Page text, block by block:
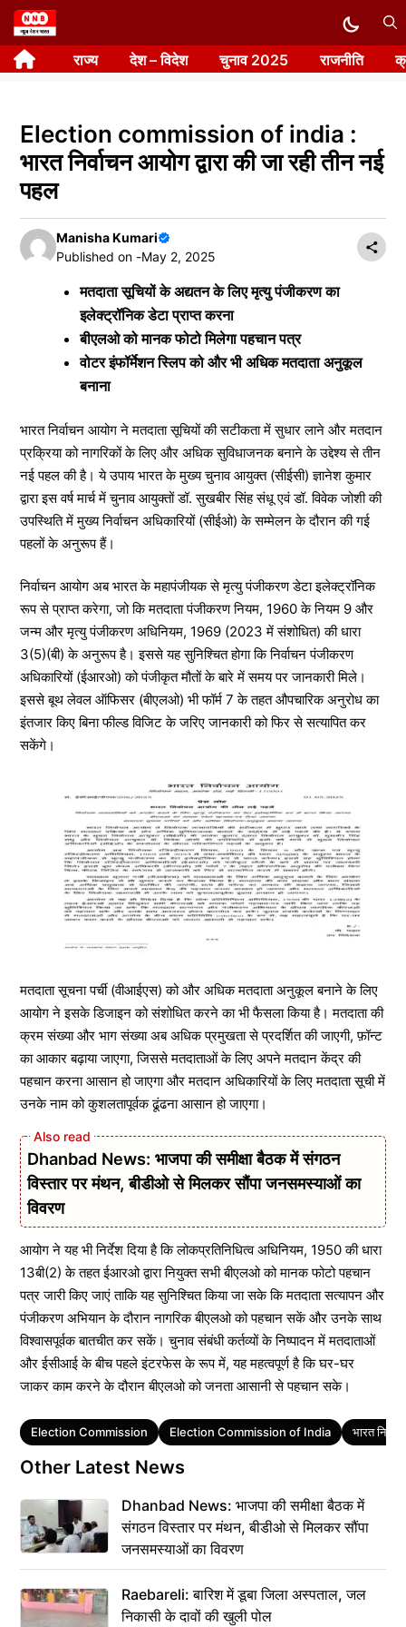
Skip
to
content राज्य देश – विदेश चुनाव 2025 राजनीति
Election commission of india :
भारत निर्वाचन आयोग द्वारा की जा रही तीन नई
पहल
Manisha Kumari
Published on -May 2, 2025
मतदाता सूचियों के अद्यतन के लिए मृत्यु पंजीकरण का
इलेक्ट्रॉनिक डेटा प्राप्त करना
बीएलओ को मानक फोटो मिलेगा पहचान पत्र
वोटर इंफॉर्मेशन स्लिप को और भी अधिक मतदाता अनुकूल
बनाना
भारत निर्वाचन आयोग ने मतदाता सूचियों की सटीकता में सुधार लाने और मतदान
प्रक्रिया को नागरिकों के लिए और अधिक सुविधाजनक बनाने के उद्देश्य से तीन
नई पहल की है। ये उपाय भारत के मुख्य चुनाव आयुक्त (सीईसी) ज्ञानेश कुमार
द्वारा इस वर्ष मार्च में चुनाव आयुक्तों डॉ. सुखबीर सिंह संधू एवं डॉ. विवेक जोशी की
उपस्थिति में मुख्य निर्वाचन अधिकारियों (सीईओ) के सम्मेलन के दौरान की गई
पहलों के अनुरूप हैं।
निर्वाचन आयोग अब भारत के महापंजीयक से मृत्यु पंजीकरण डेटा इलेक्ट्रॉनिक
रूप से प्राप्त करेगा, जो कि मतदाता पंजीकरण नियम, 1960 के नियम 9 और
जन्म और मृत्यु पंजीकरण अधिनियम, 1969 (2023 में संशोधित) की धारा
3(5)(बी) के अनुरूप है। इससे यह सुनिश्चित होगा कि निर्वाचन पंजीकरण
अधिकारियों (ईआरओ) को पंजीकृत मौतों के बारे में समय पर जानकारी मिले।
इससे बूथ लेवल ऑफिसर (बीएलओ) भी फॉर्म 7 के तहत औपचारिक अनुरोध का
इंतजार किए बिना फील्ड विजिट के जरिए जानकारी को फिर से सत्यापित कर
सकेंगे।
मतदाता सूचना पर्ची (वीआईएस) को और अधिक मतदाता अनुकूल बनाने के लिए
आयोग ने इसके डिजाइन को संशोधित करने का भी फैसला किया है। मतदाता की
क्रम संख्या और भाग संख्या अब अधिक प्रमुखता से प्रदर्शित की जाएगी, फ़ॉन्ट
का आकार बढ़ाया जाएगा, जिससे मतदाताओं के लिए अपने मतदान केंद्र की
पहचान करना आसान हो जाएगा और मतदान अधिकारियों के लिए मतदाता सूची में
उनके नाम को कुशलतापूर्वक ढूंढना आसान हो जाएगा।
Dhanbad News: भाजपा की समीक्षा बैठक में संगठन
विस्तार पर मंथन, बीडीओ से मिलकर सौंपा जनसमस्याओं का
विवरण
आयोग ने यह भी निर्देश दिया है कि लोकप्रतिनिधित्व अधिनियम, 1950 की धारा
13बी(2) के तहत ईआरओ द्वारा नियुक्त सभी बीएलओ को मानक फोटो पहचान
पत्र जारी किए जाएं ताकि यह सुनिश्चित किया जा सके कि मतदाता सत्यापन और
पंजीकरण अभियान के दौरान नागरिक बीएलओ को पहचान सकें और उनके साथ
विश्वासपूर्वक बातचीत कर सकें। चुनाव संबंधी कर्तव्यों के निष्पादन में मतदाताओं
और ईसीआई के बीच पहले इंटरफेस के रूप में, यह महत्वपूर्ण है कि घर-घर
जाकर काम करने के दौरान बीएलओ को जनता आसानी से पहचान सके।
Tags
Election Commission Election Commission of India भारत
Other Latest News
Dhanbad News: भाजपा की समीक्षा बैठक में
संगठन विस्तार पर मंथन, बीडीओ से मिलकर सौंपा
जनसमस्याओं का विवरण
Raebareli: बारिश में डूबा जिला अस्पताल, जल
निकासी के दावों की खुली पोल